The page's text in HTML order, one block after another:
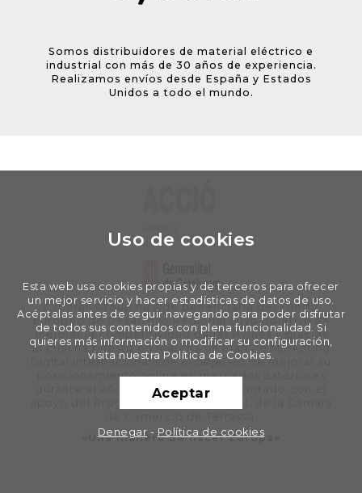
Somos distribuidores de material eléctrico e
industrial con más de 30 años de experiencia.
Realizamos envíos desde España y Estados
Unidos a todo el mundo.
Cyberall Group ha sido beneficiaria del Fondo
Europeo de Desarrollo Regional cuyo objetivo es
mejorar la competitividad de las Pymes y gracias
al cual ha puesto en marcha un Plan de Marketing
Digital Internacional con el objetivo de mejorar su
posicionamiento online en mercados exteriores
durante el año 2020. Para ello ha contado con el
apoyo del Programa XPANDE DIGITAL de la Cámara
«Una manera de hacer Europa»
Uso de cookies
Esta web usa cookies propias y de terceros para ofrecer
un mejor servicio y hacer estadísticas de datos de uso.
Acéptalas antes de seguir navegando para poder disfrutar
de todos sus contenidos con plena funcionalidad. Si
quieres más información o modificar su configuración,
visita nuestra Política de Cookies.
Aceptar
Denegar - Política de cookies